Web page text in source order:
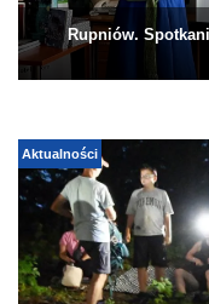
Rupniów.
Aktualności